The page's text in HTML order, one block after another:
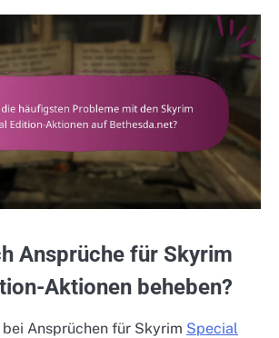
Ansprüche für Skyrim
Aktionen beheben?
Ansprüchen für Skyrim Special